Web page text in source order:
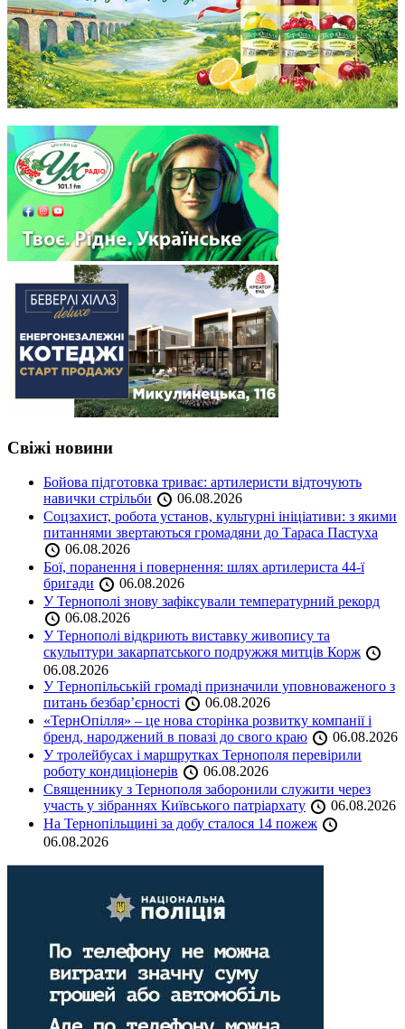
Свіжі новини
Бойова підготовка триває: артилеристи відточують
навички стрільби
06.08.2026
Соцзахист, робота установ, культурні ініціативи: з якими
питаннями звертаються громадяни до Тараса Пастуха
06.08.2026
Бої, поранення і повернення: шлях артилериста 44-ї
бригади
06.08.2026
У Тернополі знову зафіксували температурний рекорд
06.08.2026
У Тернополі відкриють виставку живопису та
скульптури закарпатського подружжя митців Корж
06.08.2026
У Тернопільській громаді призначили уповноваженого з
питань безбар’єрності
06.08.2026
«ТернОпілля» – це нова сторінка розвитку компанії і
бренд, народжений в повазі до свого краю
06.08.2026
У тролейбусах і маршрутках Тернополя перевірили
роботу кондиціонерів
06.08.2026
Священнику з Тернополя заборонили служити через
участь у зібраннях Київського патріархату
06.08.2026
На Тернопільщині за добу сталося 14 пожеж
06.08.2026